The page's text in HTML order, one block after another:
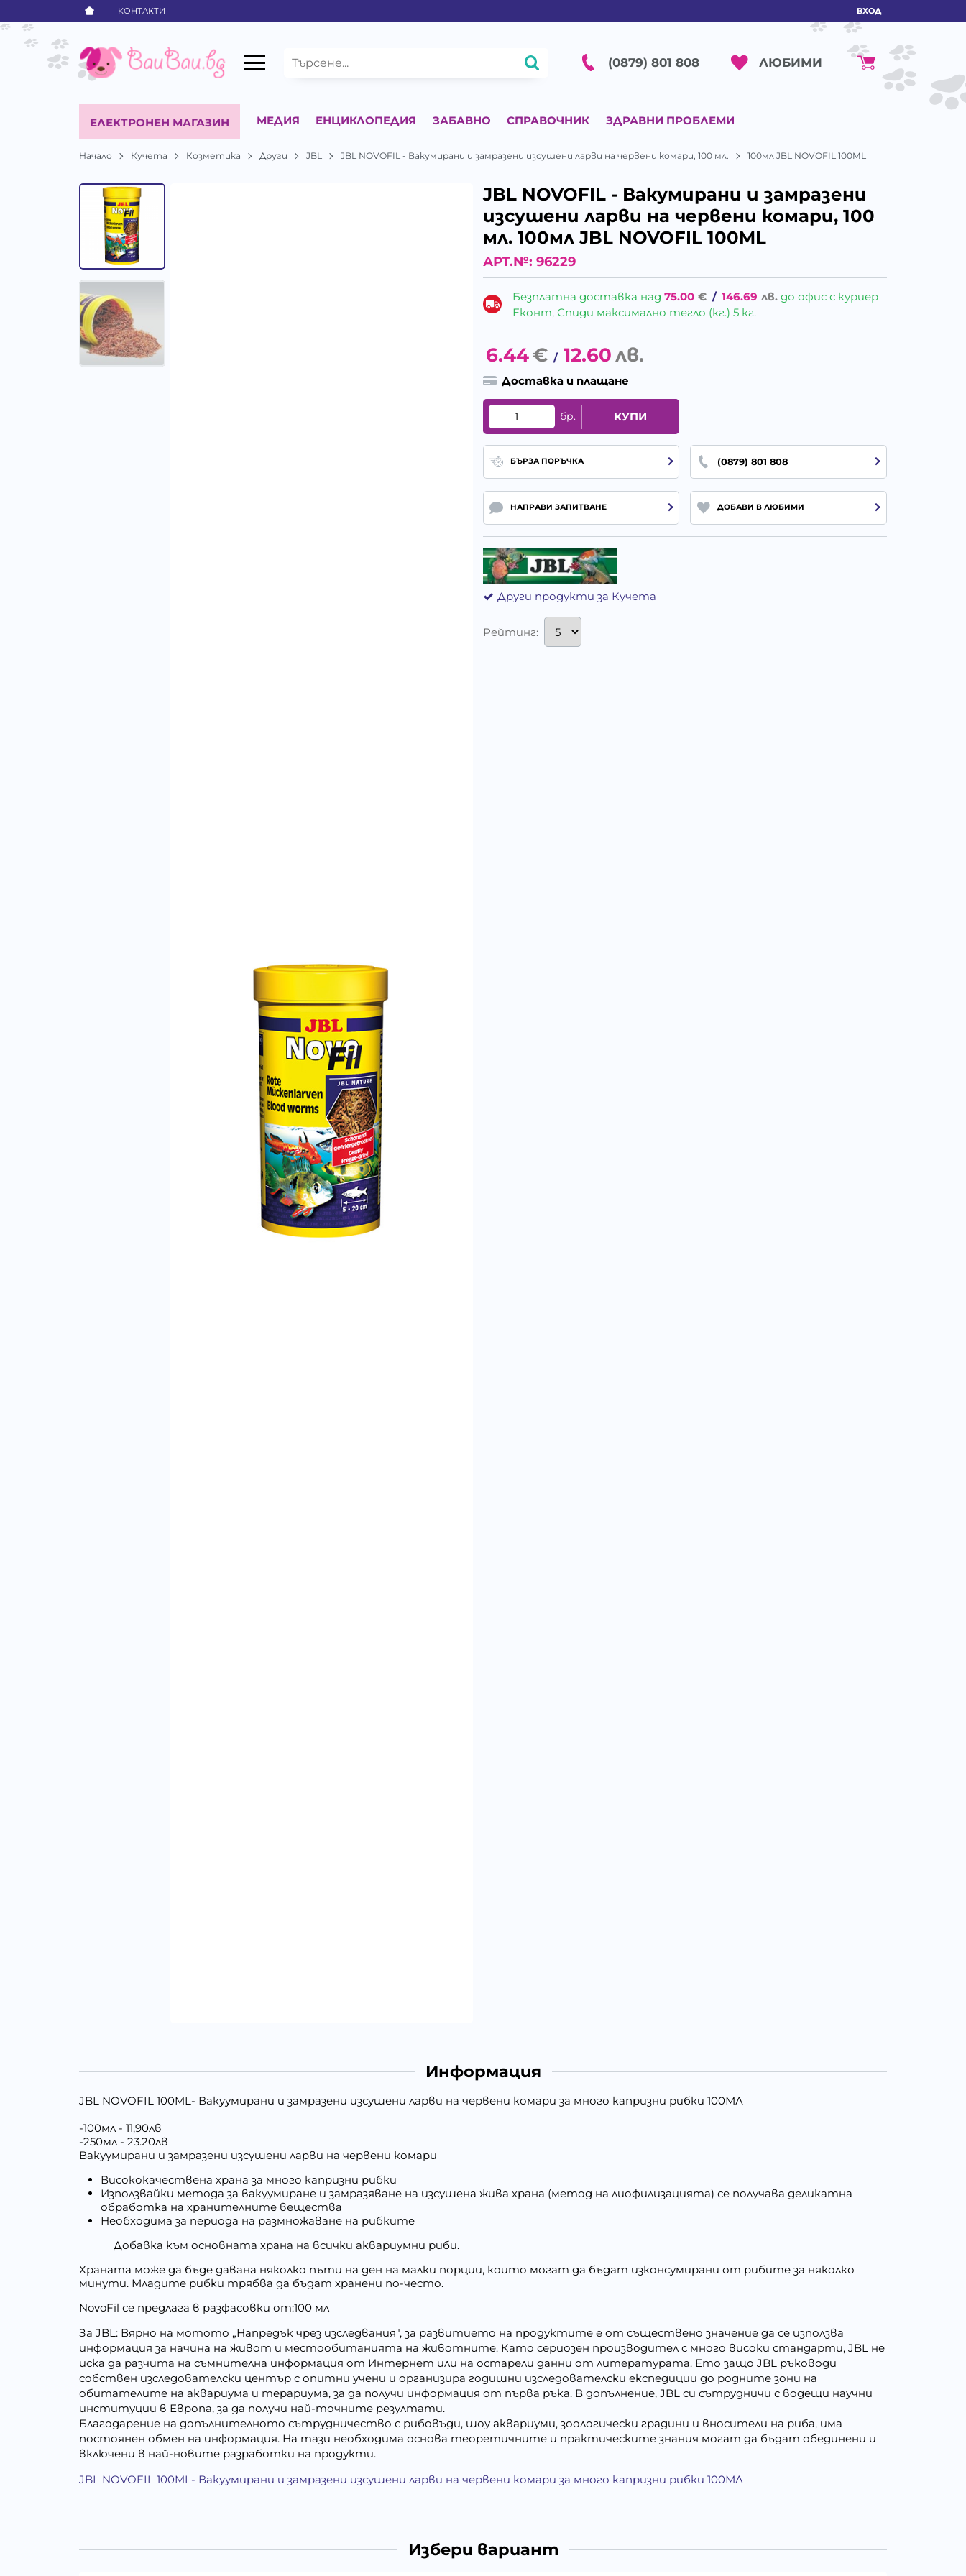
КОНТАКТИ ВХОД
(0879) 801 808 ЛЮБИМИ
ЕЛЕКТРОНЕН МАГАЗИН МЕДИЯ ЕНЦИКЛОПЕДИЯ ЗАБАВНО СПРАВОЧНИК ЗДРАВНИ ПРОБЛЕМИ
Начало Кучета Козметика Други JBL JBL NOVOFIL - Вакумирани и замразени изсушени ларви на червени комари, 100 мл. 100мл JBL NOVOFIL 100ML
JBL NOVOFIL - Вакумирани и замразени
изсушени ларви на червени комари, 100
мл. 100мл JBL NOVOFIL 100ML
АРТ.№: 96229
Безплатна доставка над75.00 € / 146.69 лв. до офис с куриер
Еконт, Спиди максимално тегло (кг.) 5 кг.
6.44€ / 12.60лв.
Доставка и плащане
бр. КУПИ
БЪРЗА ПОРЪЧКА (0879) 801 808
НАПРАВИ ЗАПИТВАНЕ ДОБАВИ В ЛЮБИМИ
Други продукти за Кучета
Рейтинг:
Информация
JBL NOVOFIL 100ML- Вакуумирани и замразени изсушени ларви на червени комари за много капризни рибки 100МЛ
-100мл - 11,90лв
-250мл - 23.20лв
Вакуумирани и замразени изсушени ларви на червени комари
Висококачествена храна за много капризни рибки
Използвайки метода за вакуумиране и замразяване на изсушена жива храна (метод на лиофилизацията) се получава деликатна
обработка на хранителните вещества
Необходима за периода на размножаване на рибките
Добавка към основната храна на всички аквариумни риби.
Храната може да бъде давана няколко пъти на ден на малки порции, които могат да бъдат изконсумирани от рибите за няколко
минути. Младите рибки трябва да бъдат хранени по-често.
NovoFil се предлага в разфасовки от:100 мл
За JBL: Вярно на мотото „Напредък чрез изследвания", за развитието на продуктите е от съществено значение да се използва
информация за начина на живот и местообитанията на животните. Като сериозен производител с много високи стандарти, JBL не
иска да разчита на съмнителна информация от Интернет или на остарели данни от литературата. Ето защо JBL ръководи
собствен изследователски център с опитни учени и организира годишни изследователски експедиции до родните зони на
обитателите на аквариума и терариума, за да получи информация от първа ръка. В допълнение, JBL си сътрудничи с водещи научни
институции в Европа, за да получи най-точните резултати.
Благодарение на допълнителното сътрудничество с рибовъди, шоу аквариуми, зоологически градини и вносители на риба, има
постоянен обмен на информация. На тази необходима основа теоретичните и практическите знания могат да бъдат обединени и
включени в най-новите разработки на продукти.
JBL NOVOFIL 100ML- Вакуумирани и замразени изсушени ларви на червени комари за много капризни рибки 100МЛ
Избери вариант